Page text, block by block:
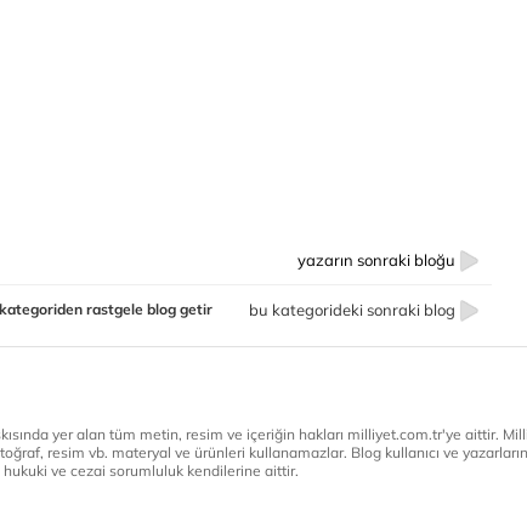
yazarın sonraki bloğu
bu kategorideki sonraki blog
kategoriden rastgele blog getir
yer alan tüm metin, resim ve içeriğin hakları milliyet.com.tr'ye aittir.
resim vb. materyal ve ürünleri kullanamazlar. Blog kullanıcı ve
ve cezai sorumluluk kendilerine aittir.